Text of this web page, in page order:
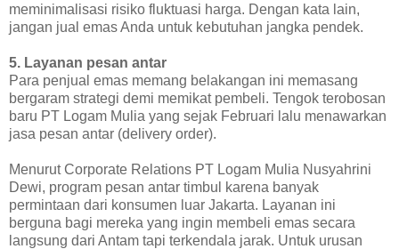
meminimalisasi risiko fluktuasi harga. Dengan kata lain,
jangan jual emas Anda untuk kebutuhan jangka pendek.
5. Layanan pesan antar
Para penjual emas memang belakangan ini memasang
bergaram strategi demi memikat pembeli. Tengok terobosan
baru PT Logam Mulia yang sejak Februari lalu menawarkan
jasa pesan antar (delivery order).
Menurut Corporate Relations PT Logam Mulia Nusyahrini
Dewi, program pesan antar timbul karena banyak
permintaan dari konsumen luar Jakarta. Layanan ini
berguna bagi mereka yang ingin membeli emas secara
langsung dari Antam tapi terkendala jarak. Untuk urusan